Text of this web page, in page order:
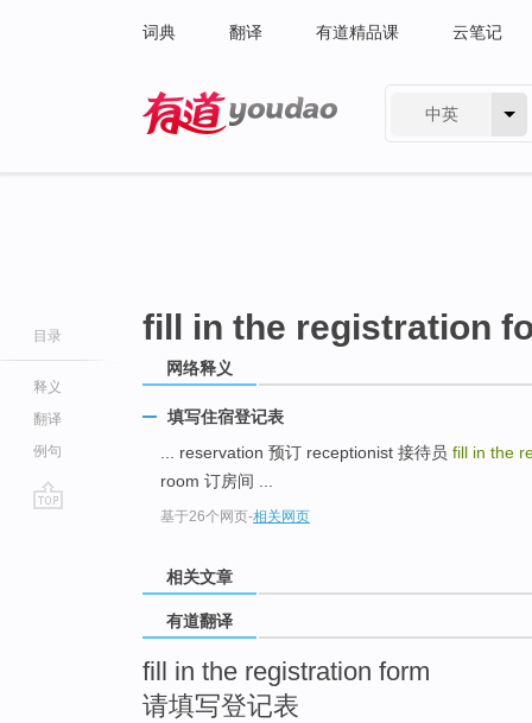
词典 翻译 有道精品课 云笔记
中英
目录
释义
翻译
例句
fill in the registration
网络释义
填写住宿登记表
... reservation 预订 receptionist 接待员 fill in the
room 订房间 ...
基于26个网页-相关网页
相关文章
有道翻译
fill in the registration form
请填写登记表